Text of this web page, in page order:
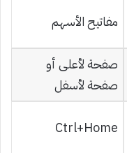
مفاتيح الأسهم
صفحة لأعلى أو
صفحة لأسفل
Ctrl+Home